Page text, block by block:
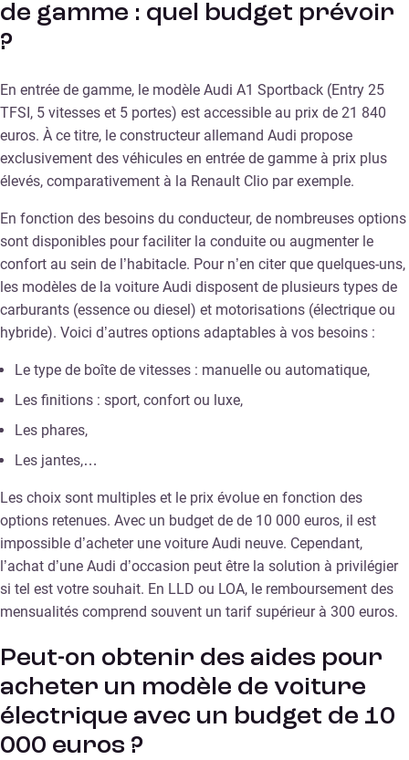
de gamme : quel budget prévoir
?
En entrée de gamme, le modèle Audi A1 Sportback (Entry 25
TFSI, 5 vitesses et 5 portes) est accessible au prix de 21 840
euros. À ce titre, le constructeur allemand Audi propose
exclusivement des véhicules en entrée de gamme à prix plus
élevés, comparativement à la Renault Clio par exemple.
En fonction des besoins du conducteur, de nombreuses options
sont disponibles pour faciliter la conduite ou augmenter le
confort au sein de l’habitacle. Pour n’en citer que quelques-uns,
les modèles de la voiture Audi disposent de plusieurs types de
carburants (essence ou diesel) et motorisations (électrique ou
hybride). Voici d’autres options adaptables à vos besoins :
Le type de boîte de vitesses : manuelle ou automatique,
Les finitions : sport, confort ou luxe,
Les phares,
Les jantes,…
Les choix sont multiples et le prix évolue en fonction des
options retenues. Avec un budget de de 10 000 euros, il est
impossible d’acheter une voiture Audi neuve. Cependant,
l’achat d’une Audi d’occasion peut être la solution à privilégier
si tel est votre souhait. En LLD ou LOA, le remboursement des
mensualités comprend souvent un tarif supérieur à 300 euros.
Peut-on obtenir des aides pour
acheter un modèle de voiture
électrique avec un budget de 10
000 euros ?